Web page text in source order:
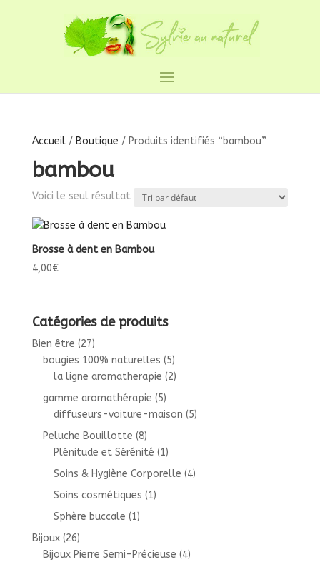
Accueil/ Boutique / Produits identifiés “bambou”
bambou
Voici le seul résultat
Brosse à dent en Bambou
4,00€
Catégories de produits
Bien être (27)
bougies 100% naturelles (5)
la ligne aromatherapie (2)
gamme aromathérapie (5)
diffuseurs-voiture-maison (5)
Peluche Bouillotte (8)
Plénitude et Sérénité (1)
Soins & Hygiène Corporelle (4)
Soins cosmétiques (1)
Sphère buccale (1)
Bijoux (26)
Bijoux Pierre Semi-Précieuse (4)